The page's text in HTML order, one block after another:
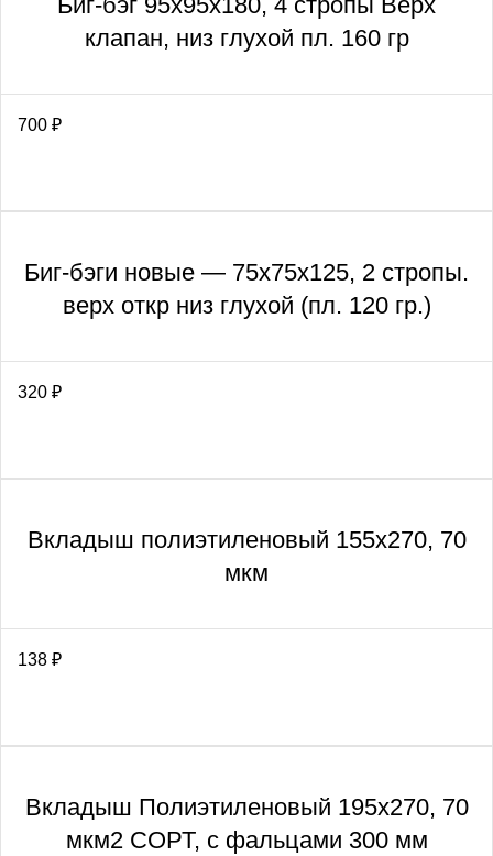
клапан, низ глухой пл. 160 гр
700 ₽
Биг-бэги новые — 75х75х125, 2 стропы.
верх откр низ глухой (пл. 120 гр.)
320 ₽
Вкладыш полиэтиленовый 155х270, 70
мкм
138 ₽
Вкладыш Полиэтиленовый 195х270, 70
мкм2 СОРТ, с фальцами 300 мм